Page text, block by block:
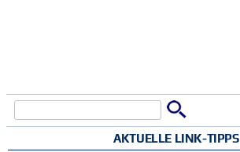
Suchformular
AKTUELLE LINK-TIPPS